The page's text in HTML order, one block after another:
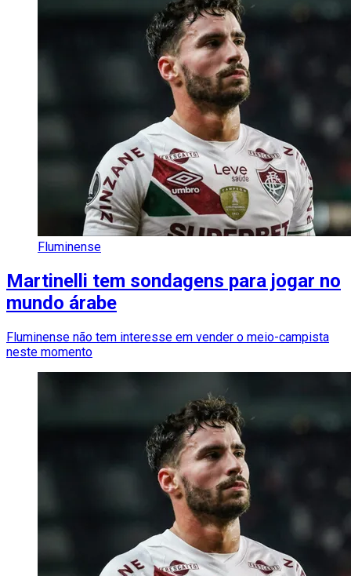
Fluminense
Martinelli tem sondagens para jogar no
mundo árabe
Fluminense não tem interesse em vender o meio-campista
neste momento